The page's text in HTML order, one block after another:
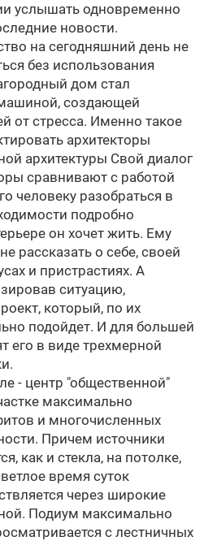
услышать одновременно
новости.
на сегодняшний день не
без использования
дом стал
создающей
стресса. Именно такое
архитекторы
архитектуры Свой диалог
сравнивают с работой
человеку разобраться в
подробно
он хочет жить. Ему
рассказать о себе, своей
и пристрастиях. А
ситуацию,
который, по их
подойдет. И для большей
его в виде трехмерной
- центр "общественной"
максимально
и многочисленных
Причем источники
как и стекла, на потолке,
время суток
через широкие
Подиум максимально
с лестничных